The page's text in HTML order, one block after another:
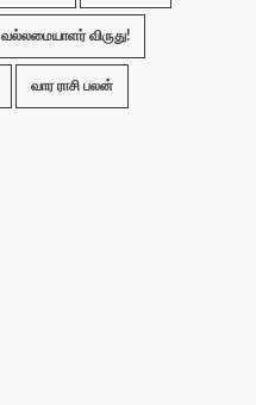
வல்லமையாளர் விருது!
வார ராசி பலன்